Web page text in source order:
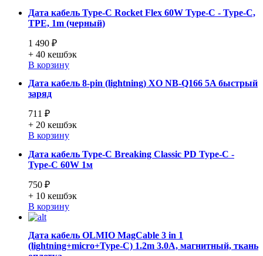
Дата кабель Type-C Rocket Flex 60W Type-C - Type-C,
TPE, 1m (черный)
1 490 ₽
+ 40 кешбэк
В корзину
Дата кабель 8-pin (lightning) XO NB-Q166 5A быстрый
заряд
711 ₽
+ 20 кешбэк
В корзину
Дата кабель Type-C Breaking Classic PD Type-C -
Type-C 60W 1м
750 ₽
+ 10 кешбэк
В корзину
Дата кабель OLMIO MagCable 3 in 1
(lightning+micro+Type-C) 1.2m 3.0A, магнитный, ткань